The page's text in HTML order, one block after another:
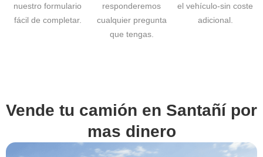
nuestro formulario
fácil de completar.
responderemos
cualquier pregunta
que tengas.
el vehículo-sin coste
adicional.
Vende tu camión en Santañípor
mas dinero